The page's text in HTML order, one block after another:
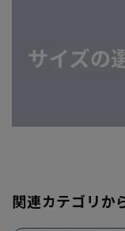
関連カテゴリか